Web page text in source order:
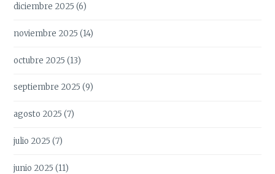
diciembre 2025 (6)
noviembre 2025 (14)
octubre 2025 (13)
septiembre 2025 (9)
agosto 2025 (7)
julio 2025 (7)
junio 2025 (11)